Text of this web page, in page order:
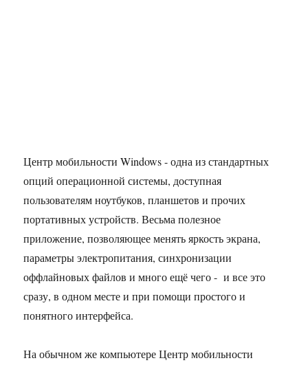
Центр мобильности Windows - одна из стандартных
опций операционной системы, доступная
пользователям ноутбуков, планшетов и прочих
портативных устройств. Весьма полезное
приложение, позволяющее менять яркость экрана,
параметры электропитания, синхронизации
оффлайновых файлов и много ещё чего - и все это
сразу, в одном месте и при помощи простого и
понятного интерфейса.
На обычном же компьютере Центр мобильности